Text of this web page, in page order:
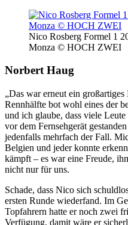
Nico Rosberg Formel 1
Monza © HOCH ZWEI
Norbert Haug
„Das war erneut ein
Rennhälfte bot wohl eines der
und ich glaube, dass viele
vor dem Fernsehgerät
jedenfalls mehrfach der Fall.
Belgien und jeder konnte
kämpft – es war eine Freude,
nicht nur für uns.
Schade, dass Nico sich
ersten Runde wiederfand. Im
Topfahrern hatte er noch zwei
Verfügung, damit wäre er